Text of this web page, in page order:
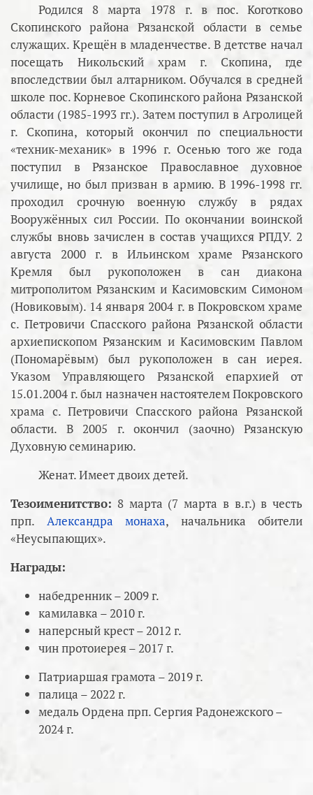
Родился 8 марта 1978 г. в пос. Коготково
Скопинского района Рязанской области в семье
служащих. Крещён в младенчестве. В детстве начал
посещать Никольский храм г. Скопина, где
впоследствии был алтарником. Обучался в средней
школе пос. Корневое Скопинского района Рязанской
области (1985-1993 гг.). Затем поступил в Агролицей
г. Скопина, который окончил по специальности
«техник-механик» в 1996 г. Осенью того же года
поступил в Рязанское Православное духовное
училище, но был призван в армию. В 1996-1998 гг.
проходил срочную военную службу в рядах
Вооружённых сил России. По окончании воинской
службы вновь зачислен в состав учащихся РПДУ. 2
августа 2000 г. в Ильинском храме Рязанского
Кремля был рукоположен в сан диакона
митрополитом Рязанским и Касимовским Симоном
(Новиковым). 14 января 2004 г. в Покровском храме
с. Петровичи Спасского района Рязанской области
архиепископом Рязанским и Касимовским Павлом
(Пономарёвым) был рукоположен в сан иерея.
Указом Управляющего Рязанской епархией от
15.01.2004 г. был назначен настоятелем Покровского
храма с. Петровичи Спасского района Рязанской
области. В 2005 г. окончил (заочно) Рязанскую
Духовную семинарию.
Женат. Имеет двоих детей.
Тезоименитство: 8 марта (7 марта в в.г.) в честь
прп. Александра монаха, начальника обители
«Неусыпающих».
Награды:
набедренник – 2009 г.
камилавка – 2010 г.
наперсный крест – 2012 г.
чин протоиерея – 2017 г.
Патриаршая грамота – 2019 г.
палица – 2022 г.
медаль Ордена прп. Сергия Радонежского –
2024 г.